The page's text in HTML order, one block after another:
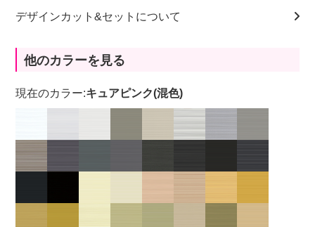
デザインカット&セットについて
他のカラーを見る
現在のカラー:キュアピンク(混色)